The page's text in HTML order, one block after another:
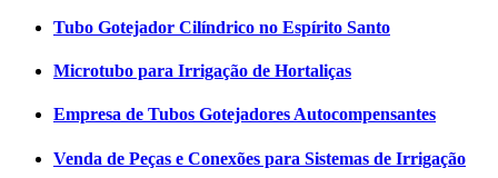
Tubo Gotejador Cilíndrico no Espírito Santo
Microtubo para Irrigação de Hortaliças
Empresa de Tubos Gotejadores Autocompensantes
Venda de Peças e Conexões para Sistemas de Irrigação